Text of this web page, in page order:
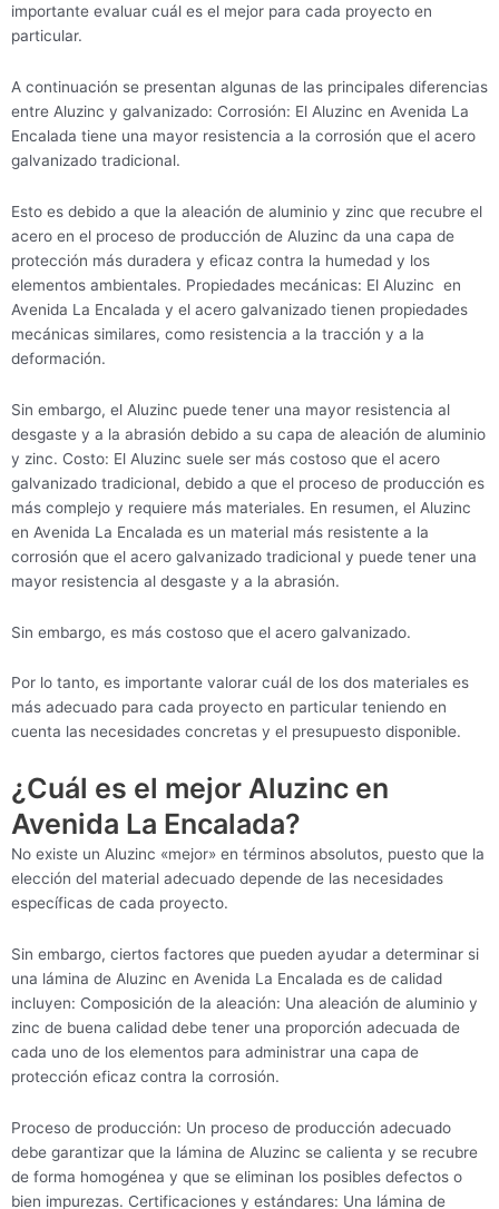
importante evaluar cuál es el mejor para cada proyecto en
particular.
A continuación se presentan algunas de las principales diferencias
entre Aluzinc y galvanizado: Corrosión: El Aluzinc en Avenida La
Encalada tiene una mayor resistencia a la corrosión que el acero
galvanizado tradicional.
Esto es debido a que la aleación de aluminio y zinc que recubre el
acero en el proceso de producción de Aluzinc da una capa de
protección más duradera y eficaz contra la humedad y los
elementos ambientales. Propiedades mecánicas: El Aluzinc en
Avenida La Encalada y el acero galvanizado tienen propiedades
mecánicas similares, como resistencia a la tracción y a la
deformación.
Sin embargo, el Aluzinc puede tener una mayor resistencia al
desgaste y a la abrasión debido a su capa de aleación de aluminio
y zinc. Costo: El Aluzinc suele ser más costoso que el acero
galvanizado tradicional, debido a que el proceso de producción es
más complejo y requiere más materiales. En resumen, el Aluzinc
en Avenida La Encalada es un material más resistente a la
corrosión que el acero galvanizado tradicional y puede tener una
mayor resistencia al desgaste y a la abrasión.
Sin embargo, es más costoso que el acero galvanizado.
Por lo tanto, es importante valorar cuál de los dos materiales es
más adecuado para cada proyecto en particular teniendo en
cuenta las necesidades concretas y el presupuesto disponible.
¿Cuál es el mejor Aluzinc en
Avenida La Encalada?
No existe un Aluzinc «mejor» en términos absolutos, puesto que la
elección del material adecuado depende de las necesidades
específicas de cada proyecto.
Sin embargo, ciertos factores que pueden ayudar a determinar si
una lámina de Aluzinc en Avenida La Encalada es de calidad
incluyen: Composición de la aleación: Una aleación de aluminio y
zinc de buena calidad debe tener una proporción adecuada de
cada uno de los elementos para administrar una capa de
protección eficaz contra la corrosión.
Proceso de producción: Un proceso de producción adecuado
debe garantizar que la lámina de Aluzinc se calienta y se recubre
de forma homogénea y que se eliminan los posibles defectos o
bien impurezas. Certificaciones y estándares: Una lámina de